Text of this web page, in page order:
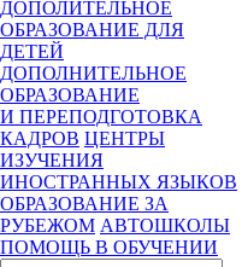
ДОПОЛИТЕЛЬНОЕ
ОБРАЗОВАНИЕ ДЛЯ
ДЕТЕЙ
ДОПОЛНИТЕЛЬНОЕ
ОБРАЗОВАНИЕ
И ПЕРЕПОДГОТОВКА
КАДРОВ ЦЕНТРЫ
ИЗУЧЕНИЯ
ИНОСТРАННЫХ ЯЗЫКОВ
ОБРАЗОВАНИЕ ЗА
РУБЕЖОМ АВТОШКОЛЫ
ПОМОЩЬ В ОБУЧЕНИИ